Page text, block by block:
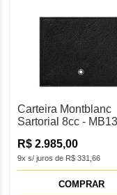
Carteira Montblanc
Sartorial 8cc -
9x s/ juros de R$ 331,66
R$ 2.985,00
COMPRAR